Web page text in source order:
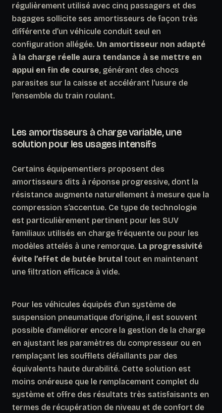
régulièrement utilisé avec cinq passagers et des
bagages sollicite ses amortisseurs de façon très
différente d’un véhicule conduit seul en
configuration allégée. Un amortisseur non adapté
à la charge réelle aura tendance à se mettre en
appui en fin de course, générant des chocs
parasites sur la caisse et accélérant l’usure de
l’ensemble du train roulant.
Les amortisseurs à charge variable, une
solution pour les usages intensifs
Certains équipementiers proposent des
amortisseurs dits à réponse progressive, dont la
résistance augmente naturellement à mesure que la
compression s’accentue. Ce type de technologie
est particulièrement pertinent pour les SUV
familiaux utilisés en charge fréquente ou pour les
modèles attelés à une remorque. La progressivité
évite l’effet de butée brutal tout en maintenant
une filtration efficace à vide.
Pour les véhicules équipés d’un système de
suspension pneumatique d’origine, il est souvent
possible d’améliorer encore la gestion de la charge
en ajustant les paramètres du compresseur ou en
remplaçant les soufflets défaillants par des
équivalents haute durabilité. Cette solution est
moins onéreuse que le remplacement complet du
système et offre des résultats très satisfaisants en
termes de récupération de niveau et de confort de